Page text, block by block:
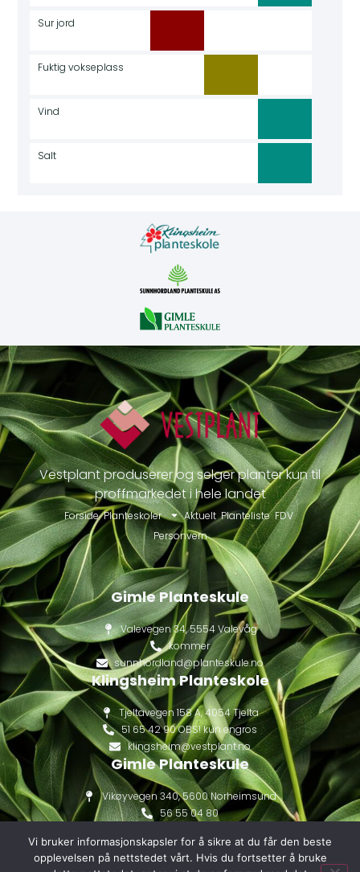
Sur jord
Fuktig vokseplass
Vind
Salt
Vestplant produserer og selger planter kun til
proffmarkedet i hele landet
Forside Planteskoler Aktuelt Planteliste FDV
Personvern
Gimle Planteskule
Valevegen 34, 5554 Valevåg
kommer
sunnhordland@planteskule.no
Klingsheim Planteskole
Tjeltavegen 158 A, 4054 Tjelta
51 65 42 90 OBS! kun engros
klingsheim@vestplant.no
Gimle Planteskule
Vikøyvegen 340, 5600 Norheimsund
56 55 04 80
Vi bruker informasjonskapsler for å sikre at du får den beste
opplevelsen på nettstedet vårt. Hvis du fortsetter å bruke